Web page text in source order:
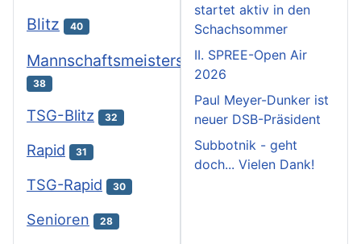
Blitz 40
Mannschaftsmeisterschaften
38
TSG-Blitz 32
Rapid 31
TSG-Rapid 30
Senioren 28
startet aktiv in den
Schachsommer
II. SPREE-Open Air
2026
Paul Meyer-Dunker ist
neuer DSB-Präsident
Subbotnik - geht
doch... Vielen Dank!